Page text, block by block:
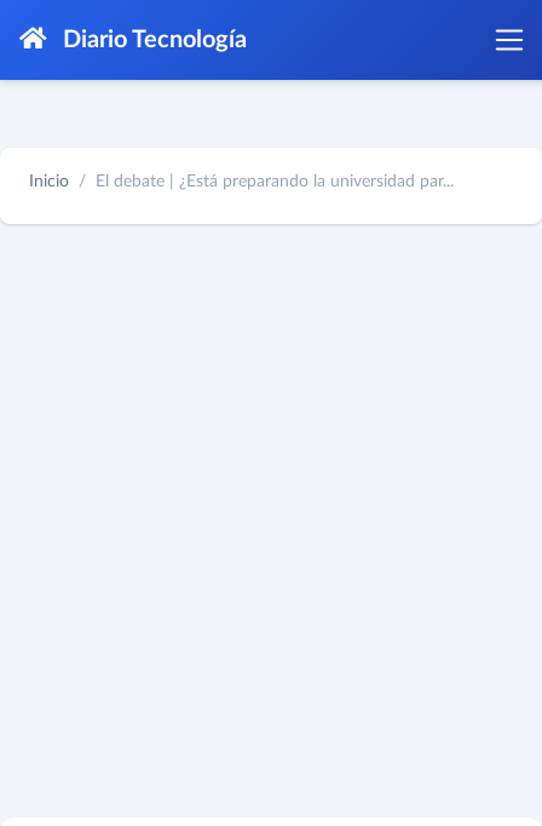
Diario Tecnología
Inicio El debate | ¿Está preparando la universidad par...